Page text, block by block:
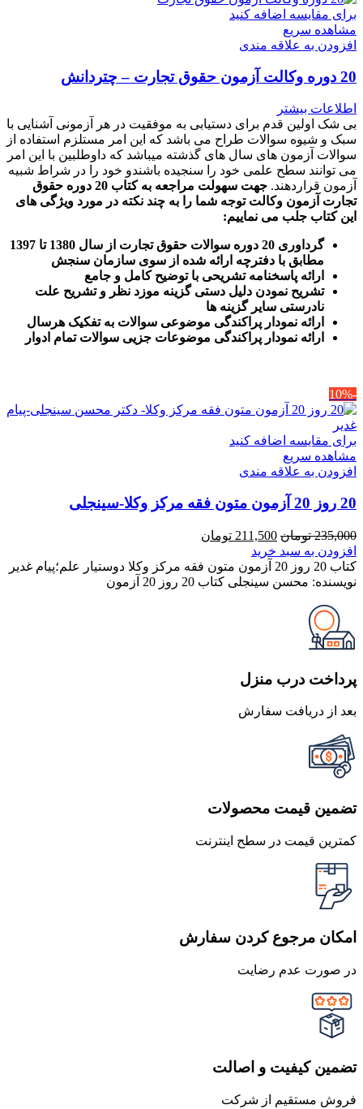
برای مقایسه اضافه کنید
مشاهده سریع
افزودن به علاقه مندی
20 دوره وکالت آزمون حقوق تجارت – چتردانش
اطلاعات بیشتر
بی شک اولین قدم برای دستیابی به موفقیت در هر آزمونی آشنایی با
سبک و شیوه سوالات طراح می باشد که این امر مستلزم استفاده از
سوالات آزمون های سال های گذشته میباشد که داوطلبین با این امر
می توانند سطح علمی خود را سنجیده باشندو خود را در شراط شبیه
آزمون قراردهند.
جهت سهولت مراجعه به کتاب 20 دوره حقوق
تجارت آزمون وکالت توجه شما را به چند نکته در مورد ویژگی های
این کتاب جلب می نماییم:
گرداوری 20 دوره سوالات حقوق تجارت از سال 1380 تا 1397
مطابق با دفترچه ارائه شده از سوی سازمان سنجش
ارائه پاسخنامه تشریحی با توضیح کامل و جامع
تشریح نمودن دلیل دستی گزینه موزد نظر و تشریح علت
نادرستی سایر گزینه ها
ارائه نمودار پراکندگی موضوعی سوالات به تفکیک هرسال
رائه نمودار پراکندگی موضوعات جزیی سوالات تمام ادوار
-10%
برای مقایسه اضافه کنید
مشاهده سریع
افزودن به علاقه مندی
20 روز 20 آزمون متون فقه مرکز وکلا-سینجلی
235,000 تومان قیمت
اصلی
235,000 تومان
بود.
211,500 تومان
211,500 تومان
است.
افزودن به سبد خرید
کتاب 20 روز 20 آزمون متون فقه مرکز وکلا دوستیار علم؛پیام غدیر
نویسنده: محسن سینجلی کتاب 20 روز 20 آزمون
پرداخت درب منزل
بعد از دریافت سفارش
تضمین قیمت محصولات
کمترین قیمت در سطح اینترنت
امکان مرجوع کردن سفارش
در صورت عدم رضایت
تضمین کیفیت و اصالت
فروش مستقیم از شرکت